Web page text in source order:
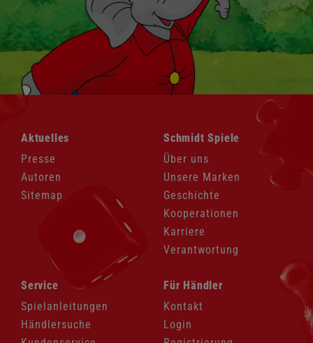
überspringen
Aktuelles
Presse
Autoren
Sitemap
Navigation
überspringen
Schmidt Spiele
Über uns
Unsere Marken
Geschichte
Kooperationen
Karriere
Verantwortung
Navigation
überspringen
Service
Spielanleitungen
Händlersuche
Navigation
überspringen
Für Händler
Kontakt
Login